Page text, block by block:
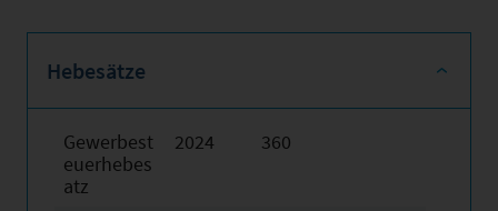
Hebesätze
Gewerbest
euerhebes
atz
2024 360